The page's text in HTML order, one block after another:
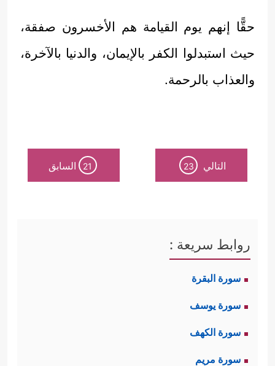
حقًّا إنهم يوم القيامة هم الأخسرون صفقة،
حيث استبدلوا الكفر بالإيمان، والدنيا بالآخرة،
والعذاب بالرحمة.
التالي 23
21 السابق
روابط سريعة :
سورة البقرة
سورة يوسف
سورة الكهف
سورة مريم